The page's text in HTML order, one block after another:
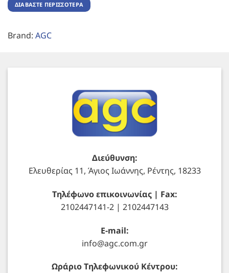
ΔΙΑΒΆΣΤΕ ΠΕΡΙΣΣΌΤΕΡΑ
Brand: AGC
Διεύθυνση:
Ελευθερίας 11, Άγιος Ιωάννης, Ρέντης, 18233
Τηλέφωνο επικοινωνίας | Fax:
2102447141-2 | 2102447143
E-mail:
info@agc.com.gr
Ωράριο Τηλεφωνικού Κέντρου: